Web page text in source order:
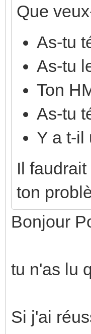
Que
As-tu
As-tu
Ton
As-tu
Y a t-il
Il
ton
Bonjour
tu n'as lu
Si j'ai